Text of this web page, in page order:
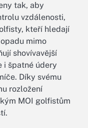
tak, aby
vzdálenosti,
kteří hledají
mimo
shovívavější
i špatné údery
Díky svému
rozložení
MOI golfistům